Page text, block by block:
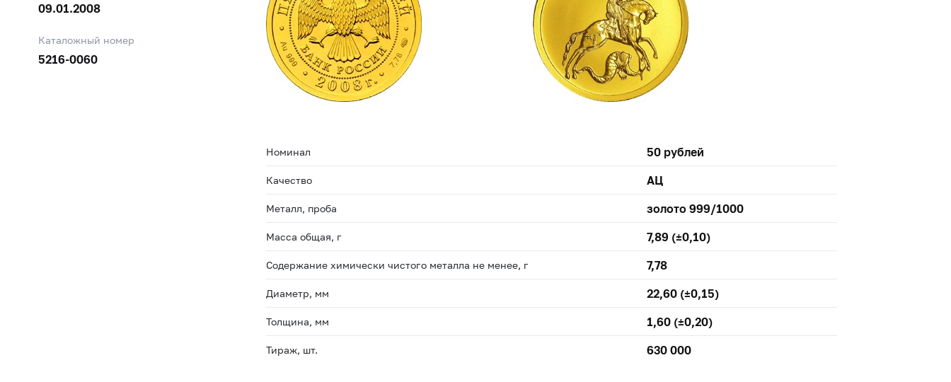
09.01.2008
Каталожный номер
5216-0060
Номинал 50 рублей
Качество АЦ
Металл, проба золото 999/1000
Масса общая, г 7,89 (±0,10)
Содержание химически чистого металла не менее, г 7,78
Диаметр, мм 22,60 (±0,15)
Толщина, мм 1,60 (±0,20)
Тираж, шт. 630 000